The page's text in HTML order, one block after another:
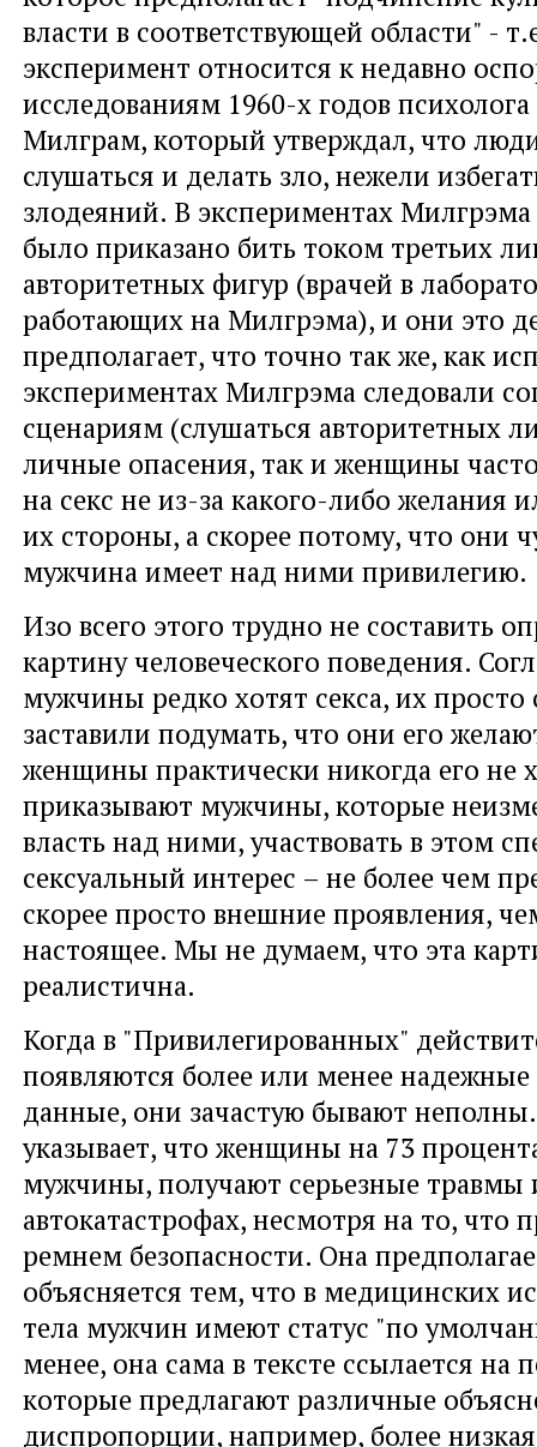
власти в соответствующей области" -
эксперимент относится к недавно
исследованиям 1960-х годов
Милграм, который утверждал, что
слушаться и делать зло, нежели
злодеяний. В экспериментах
было приказано бить током третьих
авторитетных фигур (врачей в
работающих на Милгрэма), и они это
предполагает, что точно так же, как
экспериментах Милгрэма следовали
сценариям (слушаться авторитетных
личные опасения, так и женщины
на секс не из-за какого-либо желания
их стороны, а скорее потому, что они
мужчина имеет над ними привилегию.
Изо всего этого трудно не составить
картину человеческого поведения.
мужчины редко хотят секса, их
заставили подумать, что они его
женщины практически никогда его не
приказывают мужчины, которые
власть над ними, участвовать в этом
сексуальный интерес – не более чем
скорее просто внешние проявления,
настоящее. Мы не думаем, что эта
реалистична.
Когда в "Привилегированных"
появляются более или менее
данные, они зачастую бывают
указывает, что женщины на 73
мужчины, получают серьезные травмы
автокатастрофах, несмотря на то, что
ремнем безопасности. Она
объясняется тем, что в медицинских
тела мужчин имеют статус "по
менее, она сама в тексте ссылается на
которые предлагают различные
диспропорции, например, более